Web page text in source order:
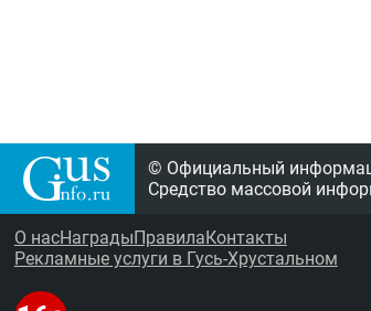
© Официальный
Средство массовой
О насНаграды Правила Контакты
Рекламные услуги в Гусь-Хрустальном